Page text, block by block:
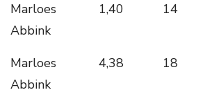
Marloes
Abbink
1,40 14
Marloes
Abbink
4,38 18